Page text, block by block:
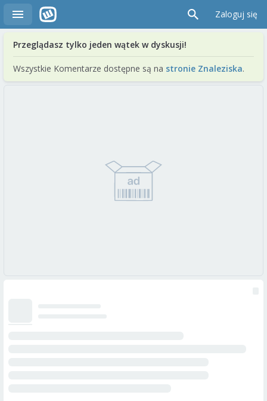
Zaloguj się
Przeglądasz tylko jeden wątek w dyskusji!
Wszystkie Komentarze dostępne są na stronie Znaleziska.